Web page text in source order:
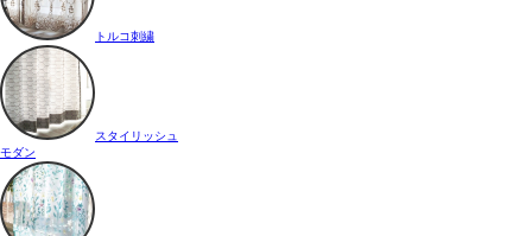
トルコ刺繍
スタイリッシュ
モダン